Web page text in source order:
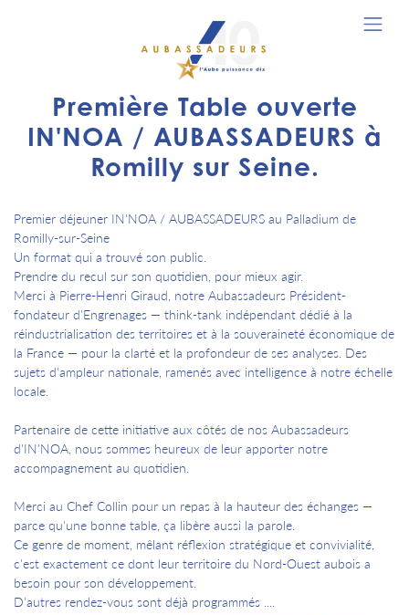
Première Table ouverte
IN'NOA / AUBASSADEURS à
Romilly sur Seine.
Premier déjeuner IN'NOA / AUBASSADEURS au Palladium de
Romilly-sur-Seine
Un format qui a trouvé son public.
Prendre du recul sur son quotidien, pour mieux agir.
Merci à Pierre-Henri Giraud, notre Aubassadeurs Président-
fondateur d'Engrenages — think-tank indépendant dédié à la
réindustrialisation des territoires et à la souveraineté économique de
la France — pour la clarté et la profondeur de ses analyses. Des
sujets d'ampleur nationale, ramenés avec intelligence à notre échelle
locale.
Partenaire de cette initiative aux côtés de nos Aubassadeurs
d'IN'NOA, nous sommes heureux de leur apporter notre
accompagnement au quotidien.
Merci au Chef Collin pour un repas à la hauteur des échanges —
parce qu'une bonne table, ça libère aussi la parole.
Ce genre de moment, mêlant réflexion stratégique et convivialité,
c'est exactement ce dont leur territoire du Nord-Ouest aubois a
besoin pour son développement.
D'autres rendez-vous sont déjà programmés ....